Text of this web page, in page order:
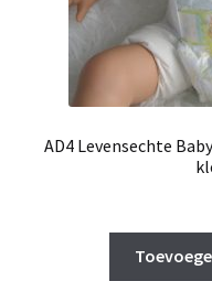
AD4 Levensechte